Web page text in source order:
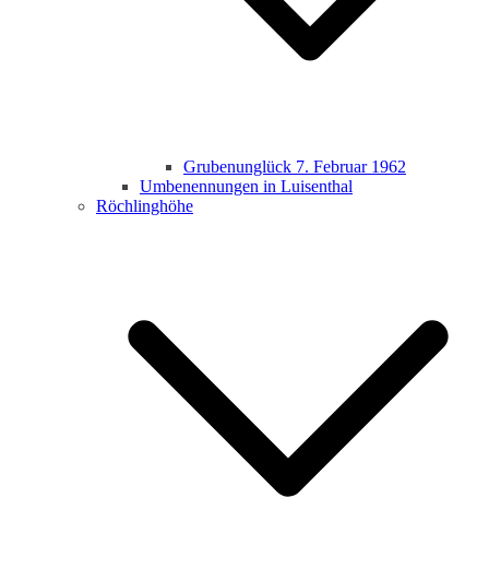
Grubenunglück 7. Februar 1962
Umbenennungen in Luisenthal
Röchlinghöhe